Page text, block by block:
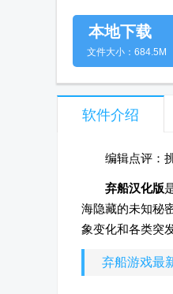
本地下载
文件大小：684.5M
软件介绍
编辑点评：
弃船汉化版
海隐藏的未知秘
象变化和各类突
弃船游戏最